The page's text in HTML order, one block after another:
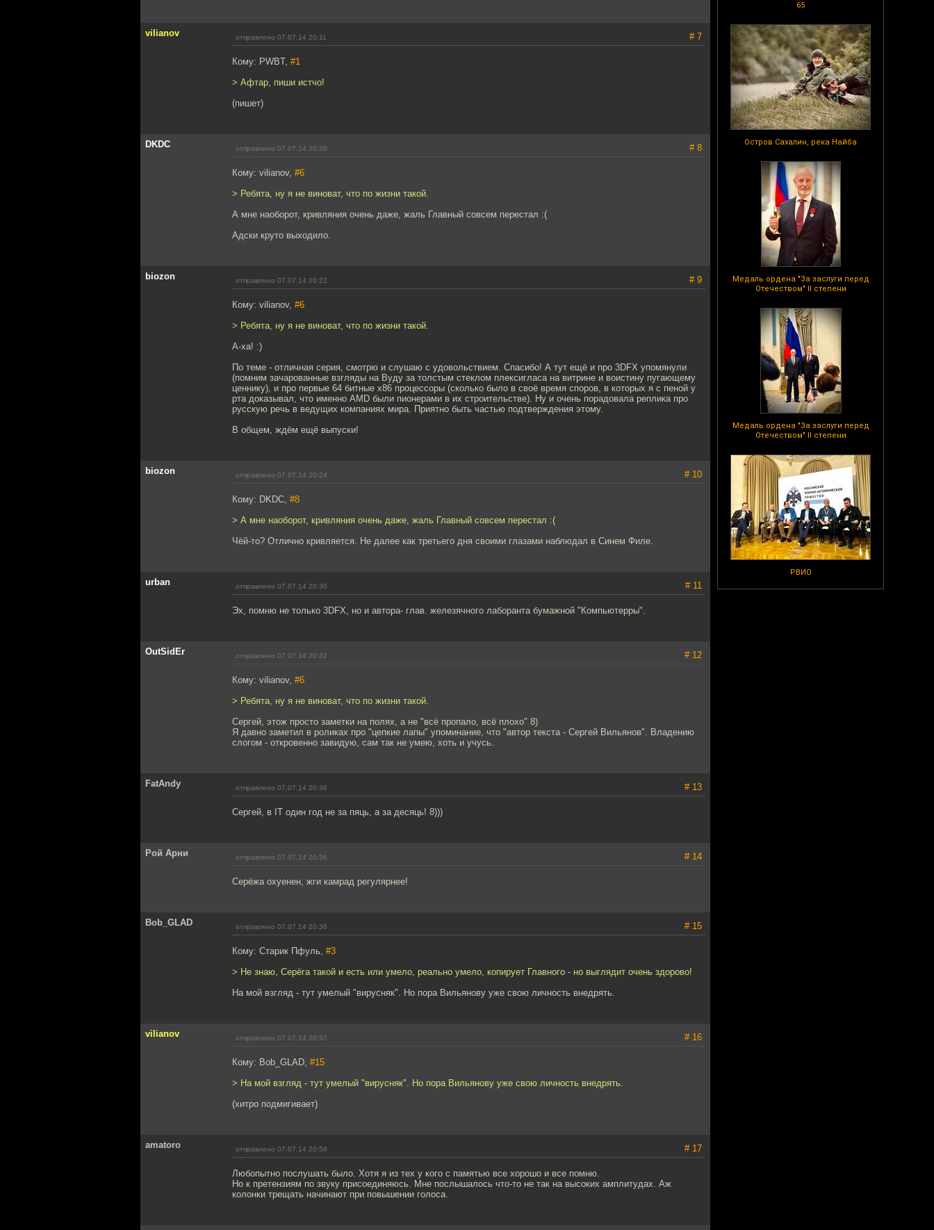
65
Остров Сахалин, река Найба
Медаль ордена "За заслуги перед
Отечеством" II степени
Медаль ордена "За заслуги перед
Отечеством" II степени
РВИО
vilianov отправлено 07.07.14 20:11 # 7
Кому: PWBT, #1
> Афтар, пиши истчо!
(пишет)
DKDC отправлено 07.07.14 20:20 # 8
Кому: vilianov, #6
> Ребята, ну я не виноват, что по жизни такой.
А мне наоборот, кривляния очень даже, жаль Главный совсем перестал :(
Адски круто выходило.
biozon отправлено 07.07.14 20:22 # 9
Кому: vilianov, #6
> Ребята, ну я не виноват, что по жизни такой.
А-ха! :)
По теме - отличная серия, смотрю и слушаю с удовольствием. Спасибо! А тут ещё и про 3DFX упомянули
(помним зачарованные взгляды на Вуду за толстым стеклом плексигласа на витрине и воистину пугающему
ценнику), и про первые 64 битные x86 процессоры (сколько было в своё время споров, в которых я с пеной у
рта доказывал, что именно AMD были пионерами в их строительстве). Ну и очень порадовала реплика про
русскую речь в ведущих компаниях мира. Приятно быть частью подтверждения этому.
В общем, ждём ещё выпуски!
biozon отправлено 07.07.14 20:24 # 10
Кому: DKDC, #8
> А мне наоборот, кривляния очень даже, жаль Главный совсем перестал :(
Чёй-то? Отлично кривляется. Не далее как третьего дня своими глазами наблюдал в Синем Филе.
urban отправлено 07.07.14 20:30 # 11
Эх, помню не только 3DFX, но и автора- глав. железячного лаборанта бумажной "Компьютерры".
OutSidEr отправлено 07.07.14 20:32 # 12
Кому: vilianov, #6
> Ребята, ну я не виноват, что по жизни такой.
Сергей, этож просто заметки на полях, а не "всё пропало, всё плохо" 8)
Я давно заметил в роликах про "цепкие лапы" упоминание, что "автор текста - Сергей Вильянов". Владению
слогом - откровенно завидую, сам так не умею, хоть и учусь.
FatAndy отправлено 07.07.14 20:36 # 13
Сергей, в IT один год не за пяць, а за десяць! 8)))
Рой Арни отправлено 07.07.14 20:36 # 14
Серёжа охуенен, жги камрад регулярнее!
Bob_GLAD отправлено 07.07.14 20:36 # 15
Кому: Старик Пфуль, #3
> Не знаю, Серёга такой и есть или умело, реально умело, копирует Главного - но выглядит очень здорово!
На мой взгляд - тут умелый "вирусняк". Но пора Вильянову уже свою личность внедрять.
vilianov отправлено 07.07.14 20:57 # 16
Кому: Bob_GLAD, #15
> На мой взгляд - тут умелый "вирусняк". Но пора Вильянову уже свою личность внедрять.
(хитро подмигивает)
amatoro отправлено 07.07.14 20:58 # 17
Любопытно послушать было. Хотя я из тех у кого с памятью все хорошо и все помню.
Но к претензиям по звуку присоединяюсь. Мне послышалось что-то не так на высоких амплитудах. Аж
колонки трещать начинают при повышении голоса.